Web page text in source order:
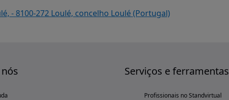
- 8100-272 Loulé, concelho Loulé (Portugal)
Serviços e ferramentas
Profissionais no Standvirtual